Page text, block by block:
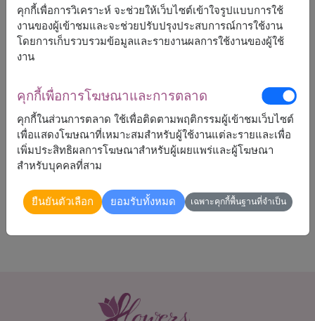
สินค้าที่มีในขณะนั้น)
ราคาตามพื้นที่จัดส่ง
เริ่มต้นที่ ฿2,090
จัดส่งได้
ทั่วประเทศ
คุกกี้เพื่อการวิเคราะห์ จะช่วยให้เว็บไซต์เข้าใจรูปแบบการใช้
งานของผู้เข้าชมและจะช่วยปรับปรุงประสบการณ์การใช้งาน
โดยการเก็บรวบรวมข้อมูลและรายงานผลการใช้งานของผู้ใช้
งาน
คุกกี้เพื่อการโฆษณาและการตลาด
คุกกี้ในส่วนการตลาด ใช้เพื่อติดตามพฤติกรรมผู้เข้าชมเว็บไซต์
เพื่อแสดงโฆษณาที่เหมาะสมสำหรับผู้ใช้งานแต่ละรายและเพื่อ
เพิ่มประสิทธิผลการโฆษณาสำหรับผู้เผยแพร่และผู้โฆษณา
สำหรับบุคคลที่สาม
ยืนยันตัวเลือก ยอมรับทั้งหมด เฉพาะคุกกี้พื้นฐานที่จำเป็น